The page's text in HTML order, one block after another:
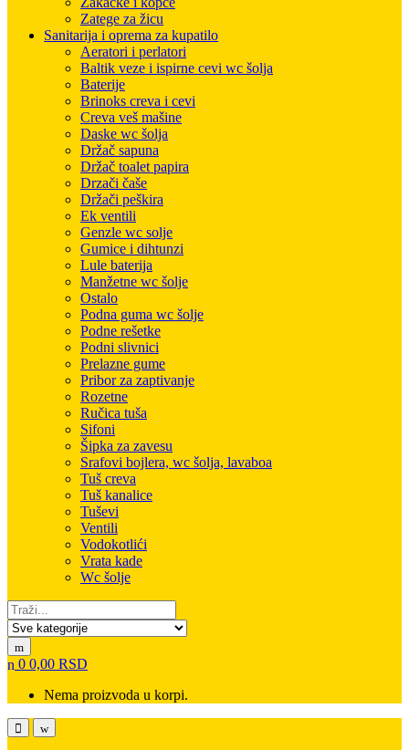
Zatege za žicu
Sanitarija i oprema za kupatilo
Aeratori i perlatori
Baltik veze i ispirne cevi wc šolja
Baterije
Brinoks creva i cevi
Creva veš mašine
Daske wc šolja
Držač sapuna
Držač toalet papira
Drzači čaše
Držači peškira
Ek ventili
Genzle wc solje
Gumice i dihtunzi
Lule baterija
Manžetne wc šolje
Ostalo
Podna guma wc šolje
Podne rešetke
Podni slivnici
Prelazne gume
Pribor za zaptivanje
Rozetne
Ručica tuša
Sifoni
Šipka za zavesu
Srafovi bojlera, wc šolja, lavaboa
Tuš creva
Tuš kanalice
Tuševi
Ventili
Vodokotlići
Vrata kade
Wc šolje
Search for:
0 0,00 RSD
Nema proizvoda u korpi.